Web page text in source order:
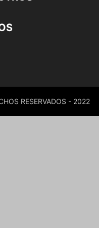
RESERVADOS - 2022